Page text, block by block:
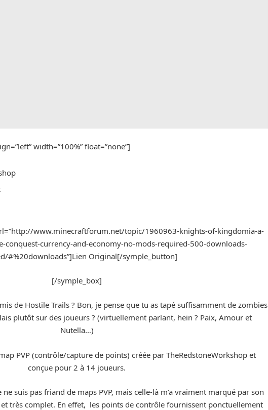
width=”100%” float=”none”]
www.minecraftforum.net/topic/1960963-knights-of-kingdomia-a-
conquest-currency-and-economy-no-mods-required-500-downloads-
#%20downloads”]Lien Original[/symple_button]
[/symple_box]
de Hostile Trails ? Bon, je pense que tu as tapé suffisamment de zombies
plutôt sur des joueurs ? (virtuellement parlant, hein ? Paix, Amour et
Nutella…)
PVP (contrôle/capture de points) créée par TheRedstoneWorkshop et
conçue pour 2 à 14 joueurs.
suis pas friand de maps PVP, mais celle-là m’a vraiment marqué par son
très complet. En effet, les points de contrôle fournissent ponctuellement